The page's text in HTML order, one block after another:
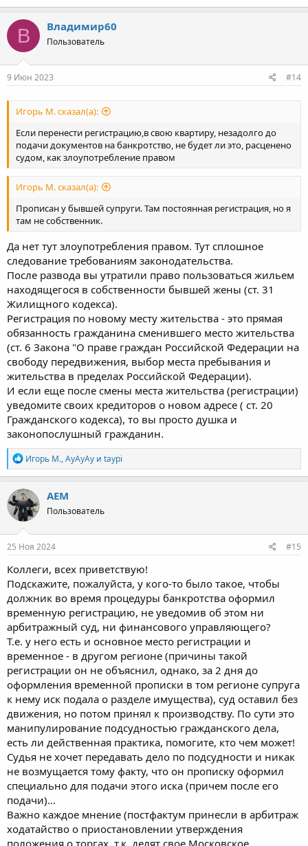
В Владимир60
Пользователь
9 Июн 2023 #14
Игорь М. сказал(а):
Если перенести регистрацию,в свою квартиру, незадолго до
подачи документов на банкротство, не будет ли это, расценено
судом, как злоупотребление правом
Игорь М. сказал(а):
Прописан у бывшей супруги. Там постоянная регистрация, но я
там не собственник.
Да нет тут злоупотребления правом. Тут сплошное
следование требованиям законодательства.
После развода вы утратили право пользоваться жильем
находящегося в собственности бывшей жены (ст. 31
Жилищного кодекса).
Регистрация по новому месту жительства - это прямая
обязанность гражданина сменившего место жительства
(ст. 6 Закона "О праве граждан Российской Федерации на
свободу передвижения, выбор места пребывания и
жительства в пределах Российской Федерации).
И если еще после смены места жительства (регистрации)
уведомите своих кредиторов о новом адресе ( ст. 20
Гражданского кодекса), то вы просто душка и
законопослушный гражданин.
Р
е
а
к
ц
и
и
:
Игорь М.,АуАуАу и taypi
AEM
Пользователь
25 Ноя 2024 #15
Коллеги, всех приветствую!
Подскажите, пожалуйста, у кого-то было такое, чтобы
должник во время процедуры банкротства оформил
временную регистрацию, не уведомив об этом ни
арбитражный суд, ни финансового управляющего?
Т.е. у него есть и основное место регистрации и
временное - в другом регионе (причины такой
регистрации он не объяснил, однако, за 2 дня до
оформления временной прописки в том регионе супруга
к нему иск подала о разделе имущества), суд оставил без
движения, но потом принял к производству. По сути это
манипулирование подсудностью гражданского дела,
есть ли действенная практика, помогите, кто чем может!
Судья не хочет передавать дело по подсудности и никак
не возмущается тому факту, что он прописку оформил
специально для подачи этого иска (причем после его
подачи)...
Важно каждое мнение (постфактум принесли в арбитраж
ходатайство о приостановлении утверждения
положения о торгах, т.к. делят свое Московское